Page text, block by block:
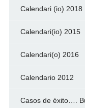
Calendari (io) 2018
Calendari(io) 2015
Calendari(o) 2016
Calendario 2012
Casos de éxito….